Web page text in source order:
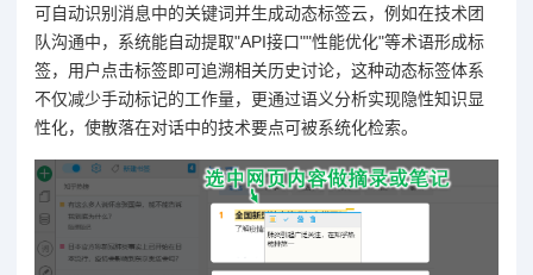
可自动识别消息中的关键词并生成动态标签云，例如在技术团
队沟通中，系统能自动提取"API接口""性能优化"等术语形成标
签，用户点击标签即可追溯相关历史讨论，这种动态标签体系
不仅减少手动标记的工作量，更通过语义分析实现隐性知识显
性化，使散落在对话中的技术要点可被系统化检索。